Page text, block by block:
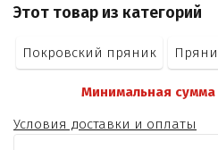
глазурь кондитерская
какао - порошок
эмульгатор соевый лецитин
ароматизатор Сливки -
Этот товар из категорий
Покровский пряник
Минимальная
Условия доставки и оплаты